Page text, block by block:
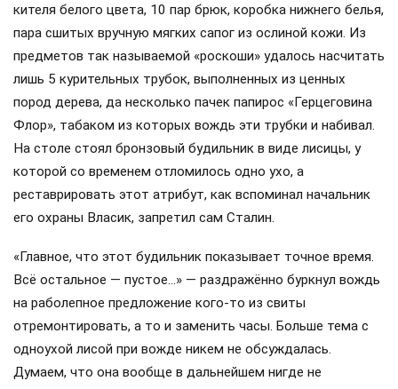
кителя белого цвета, 10 пар брюк, коробка нижнего белья,
пара сшитых вручную мягких сапог из ослиной кожи. Из
предметов так называемой «роскоши» удалось насчитать
лишь 5 курительных трубок, выполненных из ценных
пород дерева, да несколько пачек папирос «Герцеговина
Флор», табаком из которых вождь эти трубки и набивал.
На столе стоял бронзовый будильник в виде лисицы, у
которой со временем отломилось одно ухо, а
реставрировать этот атрибут, как вспоминал начальник
его охраны Власик, запретил сам Сталин.
«Главное, что этот будильник показывает точное время.
Всё остальное — пустое…» — раздражённо буркнул вождь
на раболепное предложение кого-то из свиты
отремонтировать, а то и заменить часы. Больше тема с
одноухой лисой при вожде никем не обсуждалась.
Думаем, что она вообще в дальнейшем нигде не